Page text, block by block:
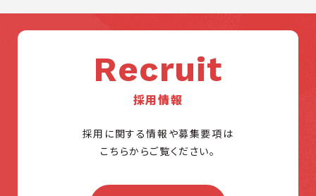
Recruit
採用情報
採用に関する情報や募集要項は
こちらからご覧ください。